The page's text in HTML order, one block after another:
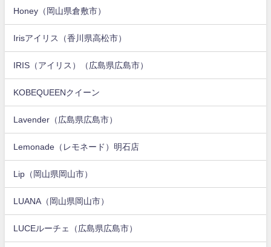
Honey（岡山県倉敷市）
Irisアイリス（香川県高松市）
IRIS（アイリス）（広島県広島市）
KOBEQUEENクイーン
Lavender（広島県広島市）
Lemonade（レモネード）明石店
Lip（岡山県岡山市）
LUANA（岡山県岡山市）
LUCEルーチェ（広島県広島市）